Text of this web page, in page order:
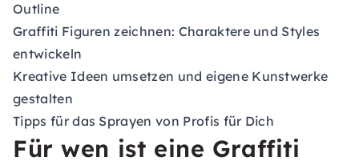
Outline
Graffiti Figuren zeichnen: Charaktere und Styles
entwickeln
Kreative Ideen umsetzen und eigene Kunstwerke
gestalten
Tipps für das Sprayen von Profis für Dich
Für wen ist eine Graffiti